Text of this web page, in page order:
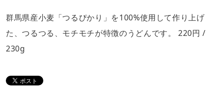
群馬県産小麦「つるぴかり」を100%使用して作り上げ
た、つるつる、モチモチが特徴のうどんです。 220円 /
230g